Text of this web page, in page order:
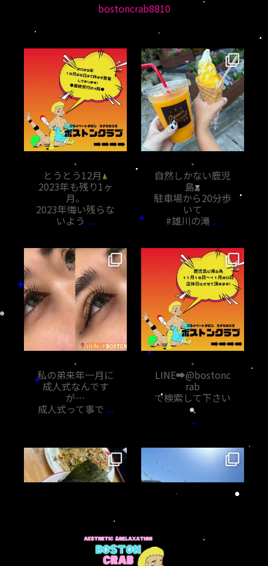
bostoncrab8810
bostoncrab8810
12月 1
・
とうとう12月
2023年も残り1ヶ
月。
2023年悔い残らな
いよう ...
bostoncrab8810
11月 7
・
自然しかない鹿児
島
駐車場から20分歩
いて
#雄川の滝 ...
bostoncrab8810
11月 7
・
私の弟来年一月に
成人式なんです
が…
成人式って事で ...
bostoncrab8810
11月 6
・
LINE➡︎@bostonc
rab
で検索して下さい
...
bostoncrab8810
11月 5
bostoncrab8810
11月 1